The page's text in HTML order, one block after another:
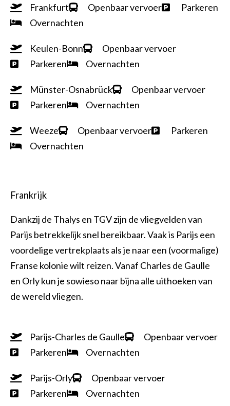
Frankfurt Openbaar vervoer
Parkeren
Overnachten
Keulen-Bonn
Openbaar vervoer
Parkeren
Overnachten
Münster-Osnabrück
Openbaar vervoer
Parkeren
Overnachten
Weeze Openbaar vervoer
Parkeren
Overnachten
Frankrijk
Dankzij de Thalys en TGV zijn de vliegvelden van
Parijs betrekkelijk snel bereikbaar. Vaak is Parijs een
voordelige vertrekplaats als je naar een (voormalige)
Franse kolonie wilt reizen. Vanaf Charles de Gaulle
en Orly kun je sowieso naar bijna alle uithoeken van
de wereld vliegen.
Parijs-Charles de Gaulle
Openbaar vervoer
Parkeren
Overnachten
Parijs-Orly
Openbaar vervoer
Parkeren
Overnachten